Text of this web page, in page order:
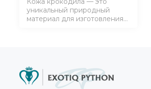
уникальный природный
материал для изготовления
эксклюзивный товар,
покупатель делает н…